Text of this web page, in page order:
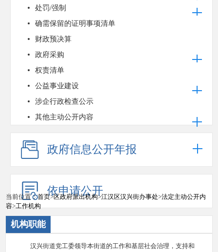
处罚/强制
确需保留的证明事项清单
财政预决算
政府采购
权责清单
公益事业建设
涉企行政检查公示
其他主动公开内容
政府信息公开年报
依申请公开
当前位置：首页>区政府派出机构>江汉区汉兴街办事处>法定主动公开内
容>工作机构
机构职能
汉兴街道党工委领导本街道的工作和基层社会治理，支持和